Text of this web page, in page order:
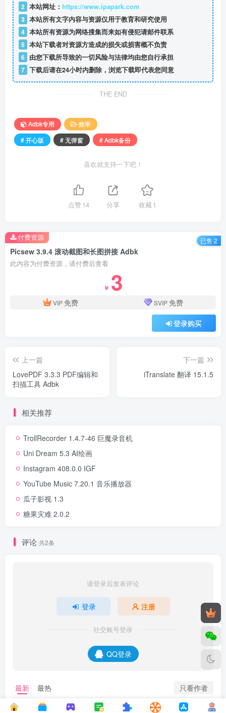
2 本站网址： https://www.ipapark.com
3 本站所有文字内容与资源仅用于教育和研究使用
4 本站所有资源为网络搜集而来如有侵犯请邮件联系
5 本站下载者对资源方造成的损失或损害概不负责
6 由您下载所导致的一切风险与法律均由您自行承担
7 下载后请在24小时内删除，浏览下载即代表您同意
THE END
Adbk专用
效率
# 开心版
# 无弹窗 # Adbk备份
喜欢就支持一下吧！
点赞14 分享 收藏1
Picsew 3.9.4 滚动截图和长图拼接 Adbk
此内容为付费资源，请付费后查看
￥ 3
VIP免费 SVIP免费
登录购买
付费资源 已售 2
上一篇
LovePDF 3.3.3 PDF编辑和
扫描工具 Adbk
下一篇
iTranslate 翻译 15.1.5
相关推荐
TrollRecorder 1.4.7-46 巨魔录音机
Uni Dream 5.3 AI绘画
Instagram 408.0.0 IGF
YouTube Music 7.20.1 音乐播放器
瓜子影视 1.3
糖果灾难 2.0.2
评论 共2条
请登录后发表评论
登录 注册
社交账号登录
QQ登录
最新 最热 只看作者